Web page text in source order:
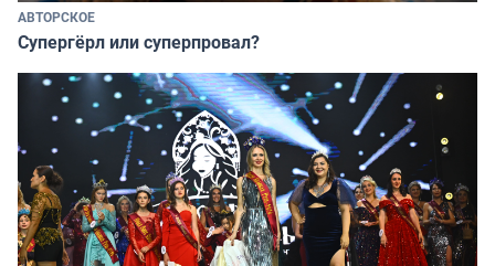
АВТОРСКОЕ
Супергёрл или суперпровал?